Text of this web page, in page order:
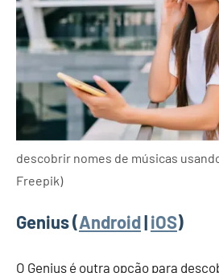
descobrir nomes de músicas
Freepik)
Genius (Android|iOS)
O Genius é outra opção para